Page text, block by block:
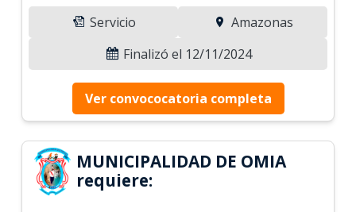
Servicio
Amazonas
Finalizó el 12/11/2024
Ver convococatoria completa
MUNICIPALIDAD DE OMIA
requiere: